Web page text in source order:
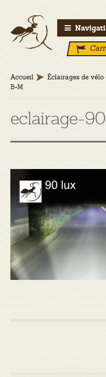
Aller
à
Aller
au
contenu
Accueil Éclairages de vélo
B+M
eclairage-